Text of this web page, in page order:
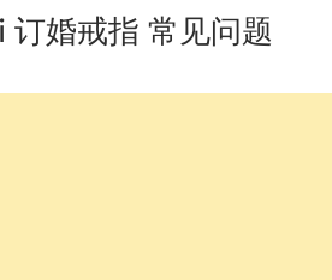
婚戒指 常见问题